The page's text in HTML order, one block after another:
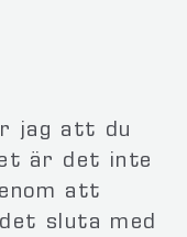
jag att du
är det inte
att
sluta med